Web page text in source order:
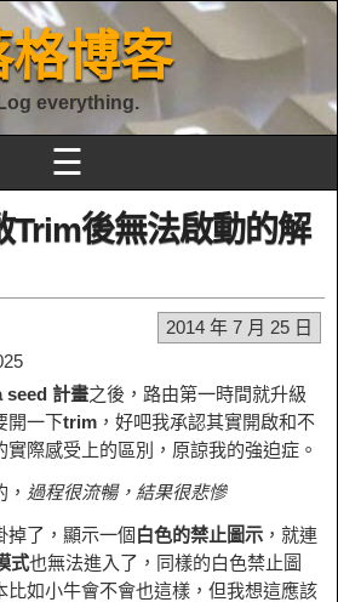
格博客
Log everything.
☰
Trim後無法啟動的解
2014 年 7 月 25 日
seed 計畫之後，路由第一時間就升級
開一下trim ，好吧我承認其實開啟和不
際感受上的區別，原諒我的強迫症。
， 過程很流暢，結果很悲慘
掉了，顯示一個 白色的禁止圖示 ，就連
式也無法進入了，同樣的白色禁止圖
比如小牛會不會也這樣，但我想這應該